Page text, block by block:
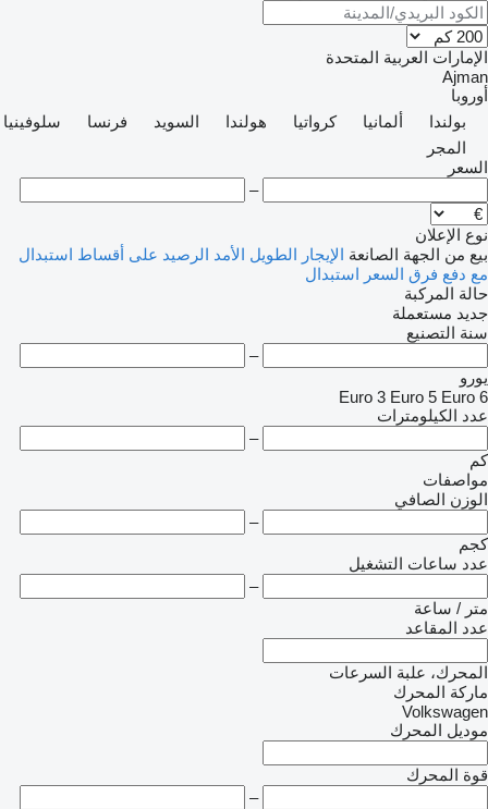
الإمارات العربية المتحدة
Ajman
أوروبا
بولندا
ألمانيا كرواتيا هولندا السويد فرنسا
سلوفينيا
المجر
السعر
–
نوع الإعلان
بيع من الجهة الصانعة الإيجار الطويل الأمد الرصيد على أقساط استبدال
مع دفع فرق السعر استبدال
حالة المركبة
جديد مستعملة
سنة التصنيع
–
يورو
Euro 3 Euro 5 Euro 6
عدد الكيلومترات
–
كم
مواصفات
الوزن الصافي
–
كجم
عدد ساعات التشغيل
–
متر / ساعة
عدد المقاعد
المحرك، علبة السرعات
ماركة المحرك
Volkswagen
موديل المحرك
قوة المحرك
–